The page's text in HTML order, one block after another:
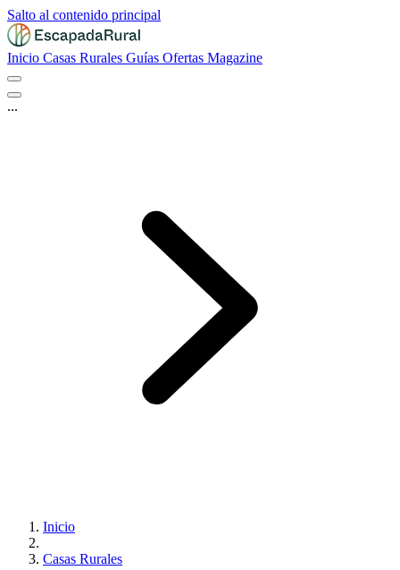
Salto al contenido principal
Inicio Casas Rurales Guías Ofertas Magazine
...
Inicio
Casas Rurales